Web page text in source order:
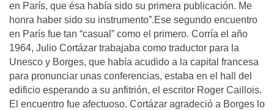
en París, que ésa había sido su primera publicación. Me
honra haber sido su instrumento”.Ese segundo encuentro
en París fue tan “casual” como el primero. Corría el año
1964, Julio Cortázar trabajaba como traductor para la
Unesco y Borges, que había acudido a la capital francesa
para pronunciar unas conferencias, estaba en el hall del
edificio esperando a su anfitrión, el escritor Roger Caillois.
El encuentro fue afectuoso. Cortázar agradeció a Borges lo